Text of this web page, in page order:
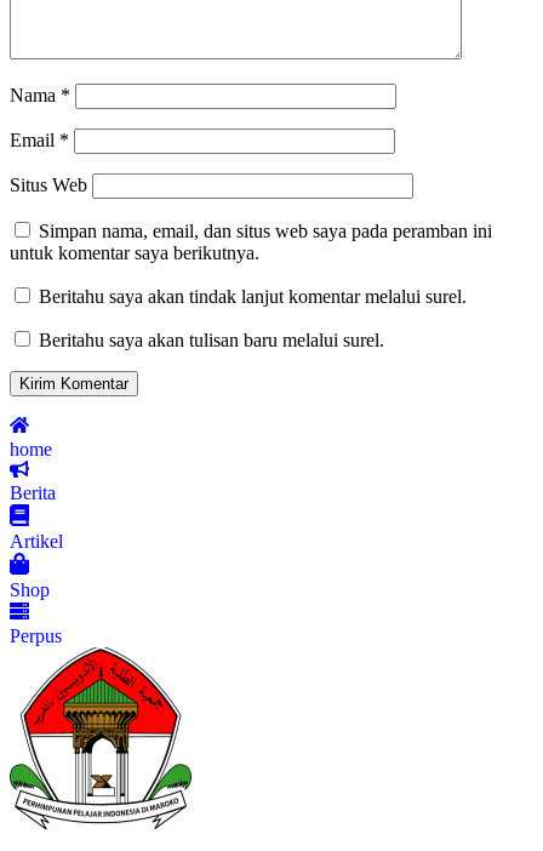
Nama *
Email *
Situs Web
Simpan nama, email, dan situs web saya pada peramban ini
untuk komentar saya berikutnya.
Beritahu saya akan tindak lanjut komentar melalui surel.
Beritahu saya akan tulisan baru melalui surel.
home
Berita
Artikel
Shop
Perpus